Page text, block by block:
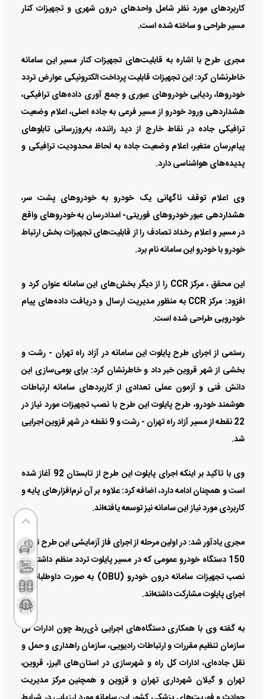
کاربردهای مورد نظر شامل واحدهای درون شهری و تجهیزات کنار
مسیر طراحی و ساخته شده است.
مجری طرح با اشاره به قابلیت‌های تجهیزات کنار مسیر این سامانه
خاطرنشان کرد: این تجهیزات قابلیت پرداخت الکترونیکی عوارض تردد
خودروها، ردیابی خودروهای عبوری و جمع آوری داده‌های ترافیکی،
هشداردهی ورود خودرو از مسیر فرعی به جاده اصلی،‌ اعلام وضعیت
ترافیکی جاده در نقاط خارج از دید راننده، به‌روزرسانی تابلوهای
پیام‌رسان متغیر، اعلام وضعیت جاده به لحاظ محدودیت ترافیکی و
پدیده‌های هواشناسی دارد.
وی اعلام توقف ناگهانی یک خودرو به خودروهای پشت سر،
‌هشداردهی عبور خودروهای فوریتی- امدادرسان به خودروهای واقع
در مسیر و اعلام رخداد تصادف را از قابلیت‌های تجهیزات بخش ارتباط
خودرو با خودرو این سامانه نام برد.
این محقق ، مرکز CCR‌ را از دیگر بخش‌های این سامانه عنوان کرد و
افزود: مرکز CCR به منظور مدیریت ارسال و دریافت داده‌های پیام
خودرویی طراحی شده است.
رستمی از اجرای طرح پایلوت این سامانه در آزاد راه تهران - رشت و
بخشی از شهر قروین خبر داد و خاطرنشان کرد: برای بومی‌سازی این
دانش فنی و آزمون عملی تعدادی از کاربردهای سامانه ارتباطات
هوشمند خودرو، طرح پایلوت این طرح با نصب تجهیزات مورد نیاز در
22 نقطه از مسیر آزاد راه تهران - رشت و 9 نقطه در شهر قزوین اجرایی
شد.
وی با تاکید بر اینکه اجرای پایلوت این طرح از تابستان 92 آغاز شده
است و همچنان ادامه دارد، اضافه کرد: علاوه بر آن نرم‌افزارهای پایه و
کاربردی مورد نیاز این سامانه نیز توسعه یافته‌اند.
مجری یادآور شد: در اولین مرحله از اجرای فاز آزمایشی این طرح تعداد
150 دستگاه خودرو عمومی که در مسیر پایلوت تردد منظم داشتند، با
نصب تجهیزات سامانه درون خودرو (OBU) به صورت داوطلبانه در
اجرای پایلوت مشارکت داشته‌اند.
به گفته وی با همکاری دستگاه‌های اجرایی ذی‌ربط چون ادارات کل
سازمان تنظیم مقررات و ارتباطات رادیویی، سازمان راهداری و حمل و
نقل جاده‌ای، ادارات کل راه و شهرسازی در استان‌های البرز، قروین،
تهران و گیلان شهرداری تهران و قزوین و همچنین مرکز مدیریت